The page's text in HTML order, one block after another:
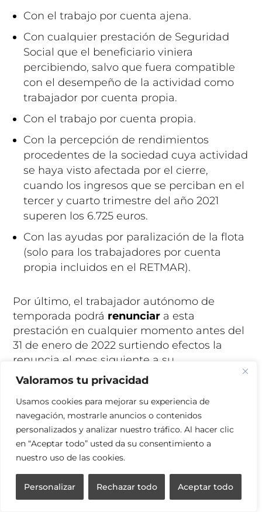
Valoramos tu privacidad
Usamos cookies para mejorar su experiencia de
navegación, mostrarle anuncios o contenidos
personalizados y analizar nuestro tráfico. Al hacer clic
en “Aceptar todo” usted da su consentimiento a
nuestro uso de las cookies.
Personalizar Rechazar todo Aceptar todo
Con el trabajo por cuenta ajena.
Con cualquier prestación de Seguridad
Social que el beneficiario viniera
percibiendo, salvo que fuera compatible
con el desempeño de la actividad como
trabajador por cuenta propia.
Con el trabajo por cuenta propia.
Con la percepción de rendimientos
procedentes de la sociedad cuya actividad
se haya visto afectada por el cierre,
cuando los ingresos que se perciban en el
tercer y cuarto trimestre del año 2021
superen los 6.725 euros.
Con las ayudas por paralización de la flota
(solo para los trabajadores por cuenta
propia incluidos en el RETMAR).
Por último, el trabajador autónomo de
temporada podrá renunciar a esta
prestación en cualquier momento antes del
31 de enero de 2022 surtiendo efectos la
renuncia el mes siguiente a su
comunicación. También podrá
por
iniciativa propia la prestación por cese de
actividad, sin necesidad de esperar a la
reclamación de la mutua colaboradora con
la Seguridad Social o de la entidad gestora,
cuando considere que los ingresos que
puede percibir por el ejercicio de la
actividad durante el tiempo que puede
causar derecho a ella superarán los